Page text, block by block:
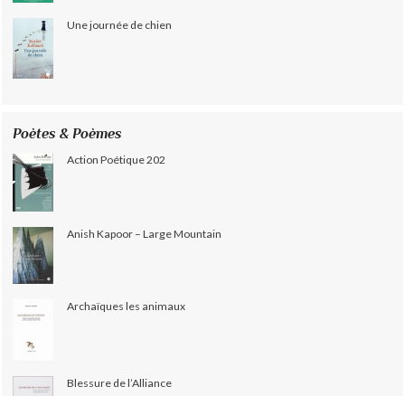
Une journée de chien
Poètes & Poèmes
Action Poétique 202
Anish Kapoor – Large Mountain
Archaïques les animaux
Blessure de l’Alliance